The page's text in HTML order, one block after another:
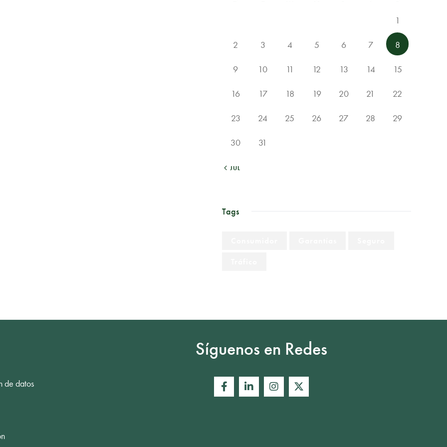
1
2 3 4 5 6 7 8
9 10 11 12 13 14 15
16 17 18 19 20 21 22
23 24 25 26 27 28 29
30 31
« JUL
Tags
de datos
Síguenos en Redes